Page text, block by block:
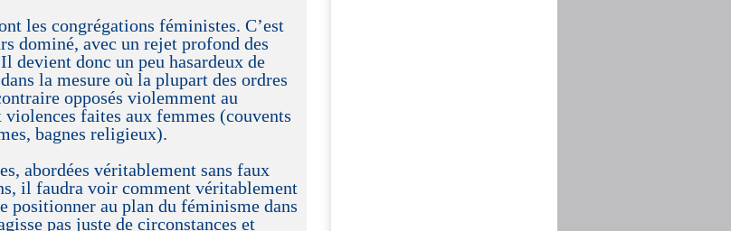
les congrégations féministes. C’est
dominé, avec un rejet profond des
devient donc un peu hasardeux de
la mesure où la plupart des ordres
opposés violemment au
faites aux femmes (couvents
bagnes religieux).
abordées véritablement sans faux
il faudra voir comment véritablement
positionner au plan du féminisme dans
pas juste de circonstances et